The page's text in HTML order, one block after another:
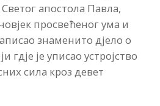
апостола Павла,
просвећеног ума и
знаменито дјело о
гдје је уписао устројство
сила кроз девет